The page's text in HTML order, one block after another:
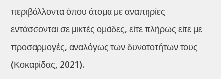
περιβάλλοντα όπου άτομα με αναπηρίες
εντάσσονται σε μικτές ομάδες, είτε πλήρως είτε με
προσαρμογές, αναλόγως των δυνατοτήτων τους
(Κοκαρίδας, 2021).